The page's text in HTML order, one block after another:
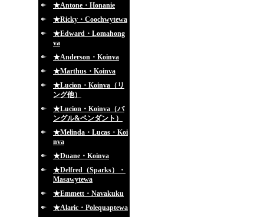
★Antone・Honanie
★Ricky・Coochwytewa
★Edward・Lomahong
va
★Anderson・Koinva
★Marthus・Koinva
★Lucion・Koinva（リ
ング他）
★Lucion・Koinva（バ
ングル&ペンダント）
★Melinda・Lucas・Koi
nva
★Duane・Koinva
★Delfred（Sparks）・
Masawytewa
★Emmett・Navakuku
★Alaric・Polequaptewa